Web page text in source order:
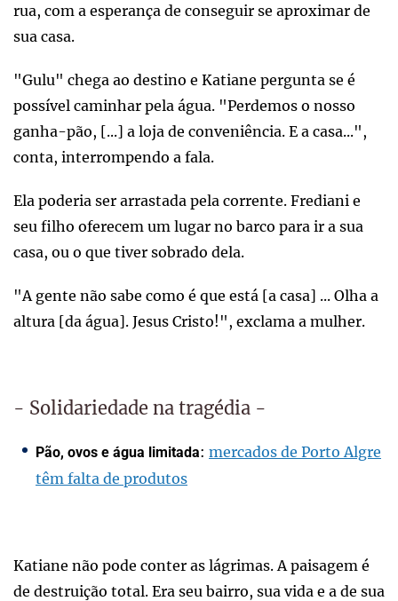
rua, com a esperança de conseguir se aproximar de
sua casa.
"Gulu" chega ao destino e Katiane pergunta se é
possível caminhar pela água. "Perdemos o nosso
ganha-pão, [...] a loja de conveniência. E a casa...",
conta, interrompendo a fala.
Ela poderia ser arrastada pela corrente. Frediani e
seu filho oferecem um lugar no barco para ir a sua
casa, ou o que tiver sobrado dela.
"A gente não sabe como é que está [a casa] ... Olha a
altura [da água]. Jesus Cristo!", exclama a mulher.
- Solidariedade na tragédia -
Pão, ovos e água limitada: mercados de Porto Algre
têm falta de produtos
Katiane não pode conter as lágrimas. A paisagem é
de destruição total. Era seu bairro, sua vida e a de sua